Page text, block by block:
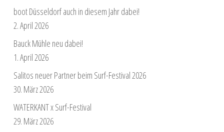
boot Düsseldorf auch in diesem Jahr dabei!
2. April 2026
Bauck Mühle neu dabei!
1. April 2026
Salitos neuer Partner beim Surf-Festival 2026
30. März 2026
WATERKANT x Surf-Festival
29. März 2026